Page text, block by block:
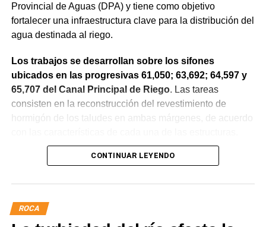
Provincial de Aguas (DPA) y tiene como objetivo
fortalecer una infraestructura clave para la distribución del
agua destinada al riego.
Los trabajos se desarrollan sobre los sifones
ubicados en las progresivas 61,050; 63,692; 64,597 y
65,707 del Canal Principal de Riego. Las tareas
consisten en la reconstrucción del revestimiento de
hormigón de los taludes en ambas márgenes, de acuerdo
La obra incluye la demolición de losas deterioradas, la
requieren, la ejecución de un nuevo revestimiento de
hormigón reforzado con malla de acero y el sellado de
juntas para mejorar la durabilidad de la infraestructura.
CONTINUAR LEYENDO
ROCA